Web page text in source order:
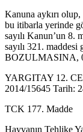
Kanuna aykırı
bu itibarla yerinde
sayılı Kanun’un 8.
sayılı 321.
BOZULMASINA,
YARGITAY 12.
2014/15645 Tarih:
TCK 177. Madde
Hayvanın Tehlike